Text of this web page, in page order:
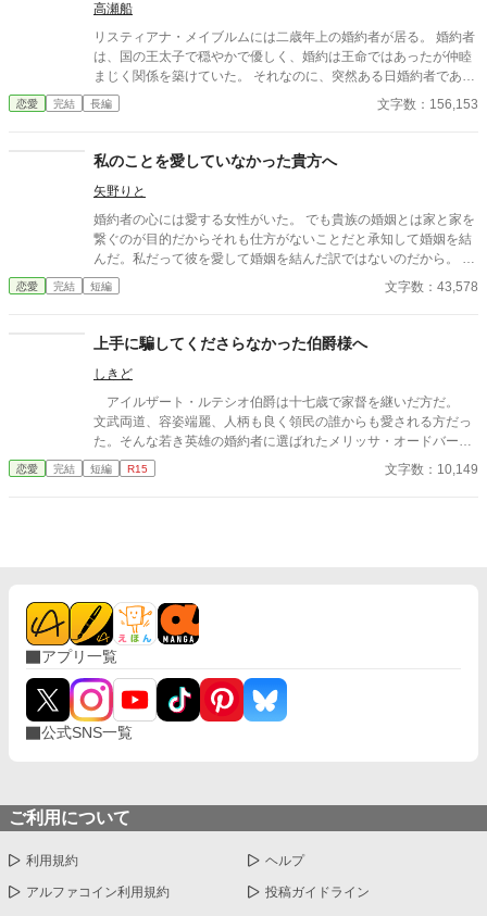
高瀬船
リスティアナ・メイブルムには二歳年上の婚約者が居る。 婚約者
は、国の王太子で穏やかで優しく、婚約は王命ではあったが仲睦
まじく関係を築けていた。 それなのに、突然ある日婚約者である
王太子からは土下座をされ、婚約を解消して欲しいと願われる。
何故、そんな事に。 優しく微笑むその笑顔を向ける先は確かに自
のに何故こうなってしまったのか。 リスティアナの思いとは裏腹
に、ある時期からリスティアナに悪い噂が立ち始める。 悪い噂が
立つ事など何もしていないのにも関わらず、リスティアナは次第
に学園で、夜会で、孤立していく。
恋愛 完結 長編 文字数：156,153
私のことを愛していなかった貴方へ
矢野りと
婚約者の心には愛する女性がいた。 でも貴族の婚姻とは家と家を
繋ぐのが目的だからそれも仕方がないことだと承知して婚姻を結
んだ。私だって彼を愛して婚姻を結んだ訳ではないのだから。 で
も穏やかな結婚生活が私と彼の間に愛を芽生えさせ、いつしか永
遠の愛を誓うようになる。 だがそんな幸せな生活は突然終わりを
知ってしまい…。 ＊設定はゆるいです。
恋愛 完結 短編 文字数：43,578
上手に騙してくださらなかった伯爵様へ
しきど
アイルザート・ルテシオ伯爵は十七歳で家督を継いだ方だ。
文武両道、容姿端麗、人柄も良く領民の誰からも愛される方だっ
た。そんな若き英雄の婚約者に選ばれたメリッサ・オードバーン
子爵令嬢は、自身を果報者と信じて疑っていなかった。 彼が屋
敷のメイドと関係を持っていると知る事になる、その時までは。
恋愛 完結 短編 R15 文字数：10,149
アプリ一覧
公式SNS一覧
ご利用について
利用規約 ヘルプ
アルファコイン利用規約 投稿ガイドライン